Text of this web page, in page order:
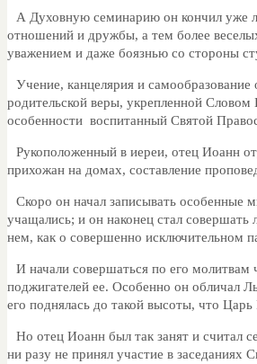
А Духовную семинарию он кончил уже
отношений и дружбы, а тем более
уважением и даже боязнью со стороны
Учение, канцелярия и
родительской веры, укрепленной
особенности воспитанный Святой
Рукоположенный в иереи, отец Иоанн
прихожан на домах, составление
Скоро он начал записывать особенные
учащались; и он наконец стал совершать
нем, как о совершенно исключительном
И начали совершаться по его
поджигателей ее. Особенно он обличал
его поднялась до такой высоты, что
Но отец Иоанн был так занят и считал
ни разу не принял участие в заседаниях